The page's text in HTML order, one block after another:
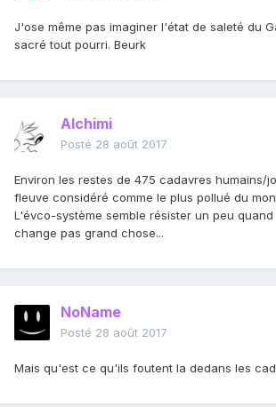
J'ose même pas imaginer l'état de saleté du
sacré tout pourri. Beurk
Alchimi
Posté 28 août 2017
Environ les restes de 475 cadavres humains/
fleuve considéré comme le plus pollué du
L'évco-système semble résister un peu
change pas grand chose...
NoName
Posté 28 août 2017
Mais qu'est ce qu'ils foutent la dedans les